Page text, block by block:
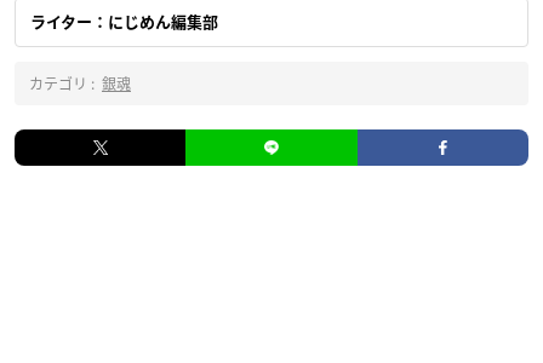
ライター：にじめん編集部
カテゴリ : 銀魂